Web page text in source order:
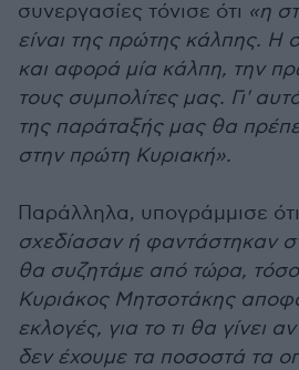
συνεργασίες τόνισε ότι «η
είναι της πρώτης κάλπης. Η
και αφορά μία κάλπη, την
τους συμπολίτες μας. Γι'
της παράταξής μας θα
στην πρώτη Κυριακή».
Παράλληλα, υπογράμμισε ότι
σχεδίασαν ή φαντάστηκαν
θα συζητάμε από τώρα,
Κυριάκος Μητσοτάκης
εκλογές, για το τι θα γίνει
δεν έχουμε τα ποσοστά τα